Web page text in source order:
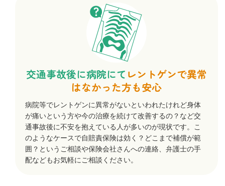
交通事故後に病院にて レントゲンで異常
はなかった方も安心
病院等でレントゲンに異常がないといわれたけれど身体
が痛いという方や今の治療を続けて改善するの？など交
通事故後に不安を抱えている人が多いのが現状です。こ
のようなケースで自賠責保険は効く？どこまで補償が範
囲？というご相談や保険会社さんへの連絡、弁護士の手
配などもお気軽にご相談ください。